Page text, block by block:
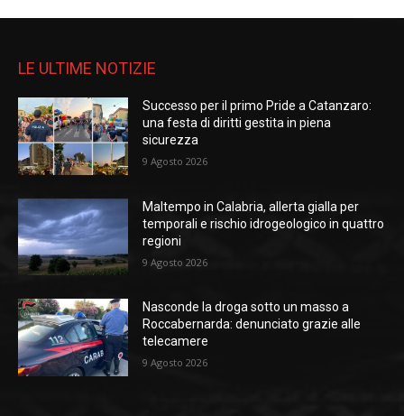
LE ULTIME NOTIZIE
Successo per il primo Pride a Catanzaro:
una festa di diritti gestita in piena
sicurezza
9 Agosto 2026
Maltempo in Calabria, allerta gialla per
temporali e rischio idrogeologico in quattro
regioni
9 Agosto 2026
Nasconde la droga sotto un masso a
Roccabernarda: denunciato grazie alle
telecamere
9 Agosto 2026